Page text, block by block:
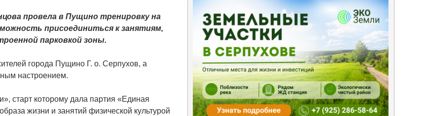
провела в Пущино тренировку на
присоединиться к занятиям,
парковкой зоны.
города Пущино Г. о. Серпухов, а
настроением.
старт которому дала партия «Единая
жизни и занятий физической культурой